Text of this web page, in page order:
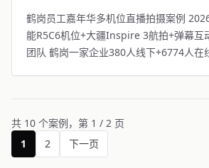
鹤岗员工嘉年华多机位直播拍摄案例
能R5C6机位+大疆Inspire 3航拍+弹幕
团队 鹤岗一家企业380人线下+6774人在
共 10 个案例，第 1 / 2 页
1
2 下一页